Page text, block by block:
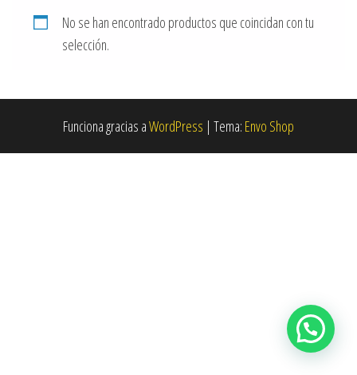
No se han encontrado productos que coincidan con tu
selección.
Funciona gracias aWordPress | Tema: Envo Shop